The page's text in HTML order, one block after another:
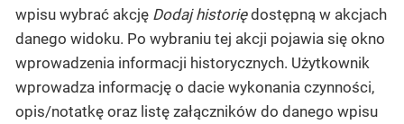
wpisu wybrać akcję Dodaj historiędostępną w akcjach
danego widoku. Po wybraniu tej akcji pojawia się okno
wprowadzenia informacji historycznych. Użytkownik
wprowadza informację o dacie wykonania czynności,
opis/notatkę oraz listę załączników do danego wpisu